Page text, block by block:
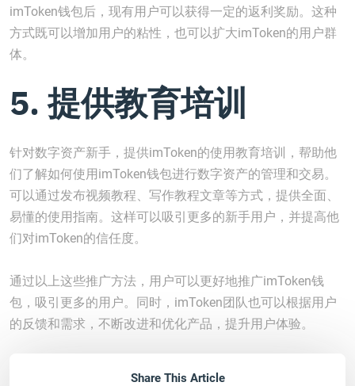
imToken钱包后，现有用户可以获得一定的返利奖励。这种
方式既可以增加用户的粘性，也可以扩大imToken的用户群
体。
5. 提供教育培训
针对数字资产新手，提供imToken的使用教育培训，帮助他
们了解如何使用imToken钱包进行数字资产的管理和交易。
可以通过发布视频教程、写作教程文章等方式，提供全面、
易懂的使用指南。这样可以吸引更多的新手用户，并提高他
们对imToken的信任度。
通过以上这些推广方法，用户可以更好地推广imToken钱
包，吸引更多的用户。同时，imToken团队也可以根据用户
的反馈和需求，不断改进和优化产品，提升用户体验。
Share This Article